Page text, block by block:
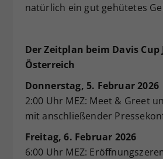
natürlich ein gut gehütetes
Der Zeitplan beim Davis Cup
Österreich
Donnerstag, 5. Februar 2026
2:00 Uhr MEZ: Meet & Greet
mit anschließender
Freitag, 6. Februar 2026
6:00 Uhr MEZ: